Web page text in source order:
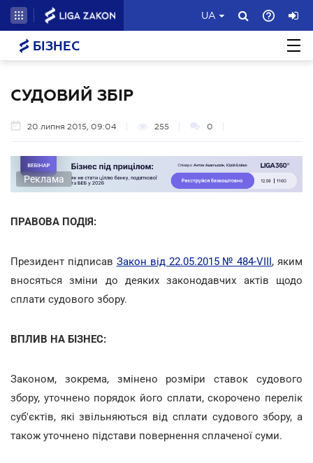
UA
БІЗНЕС
СУДОВИЙ ЗБІР
20 липня 2015, 09:04 255 0
Реклама
ПРАВОВА ПОДІЯ:
Президент підписав Закон від 22.05.2015 № 484-VIII, яким
вносяться зміни до деяких законодавчих актів щодо
сплати судового збору.
ВПЛИВ НА БІЗНЕС:
Законом, зокрема, змінено розміри ставок судового
збору, уточнено порядок його сплати, скорочено перелік
суб'єктів, які звільняються від сплати судового збору, а
також уточнено підстави повернення сплаченої суми.